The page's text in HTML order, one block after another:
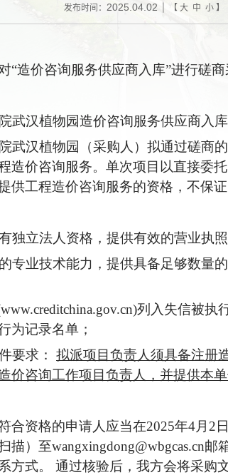
发布时间： 2025.04.02 | 【 大 中 小】
“造价咨询服务供应商入库”进行磋
武汉植物园造价咨询服务供应商入
武汉植物园（采购人）拟通过磋商
造价咨询服务。单次项目以直接委
供工程造价咨询服务的资格，不保
独立法人资格，提供有效的营业执照
专业技术能力，提供具备足够数量
列入失信被
为记录名单；
要求： 拟派项目负责人须具备注册
价咨询工作项目负责人，并提供本
合资格的申请人应当在2025年4月2
描）至wangxingdong@wbgcas.cn
方式。 通过核验后，我方会将采购